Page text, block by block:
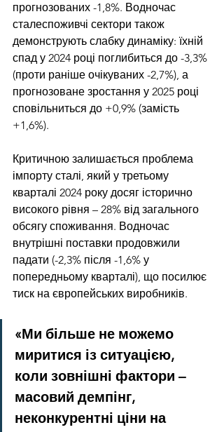
прогнозованих -1,8%. Водночас
сталеспоживчі сектори також
демонструють слабку динаміку: їхній
спад у 2024 році поглибиться до -3,3%
(проти раніше очікуваних -2,7%), а
прогнозоване зростання у 2025 році
сповільниться до +0,9% (замість
+1,6%).
Критичною залишається проблема
імпорту сталі, який у третьому
кварталі 2024 року досяг історично
високого рівня – 28% від загального
обсягу споживання. Водночас
внутрішні поставки продовжили
падати (-2,3% після -1,6% у
попередньому кварталі), що посилює
тиск на європейських виробників.
«Ми більше не можемо
миритися із ситуацією,
коли зовнішні фактори –
масовий демпінг,
неконкурентні ціни на